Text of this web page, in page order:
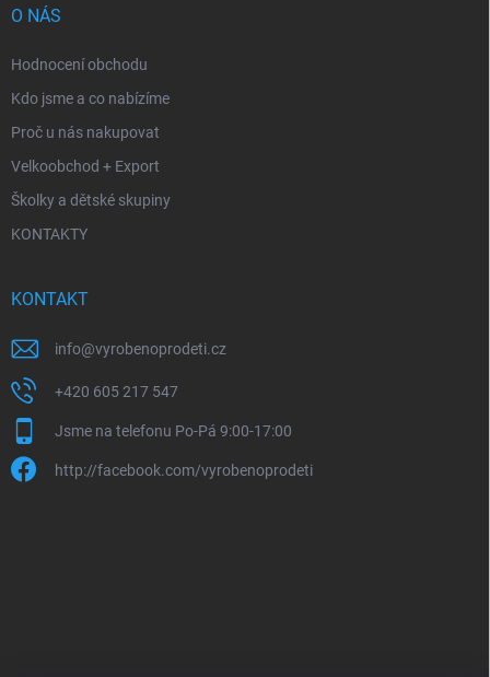
O NÁS
Hodnocení obchodu
Kdo jsme a co nabízíme
Proč u nás nakupovat
Velkoobchod + Export
Školky a dětské skupiny
KONTAKTY
KONTAKT
info@vyrobenoprodeti.cz
+420 605 217 547
Jsme na telefonu Po-Pá 9:00-17:00
http://facebook.com/vyrobenoprodeti